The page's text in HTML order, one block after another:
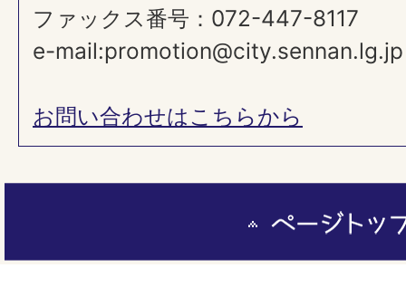
ファックス番号：072-447-8117
e-mail:promotion@city.sennan.lg.jp
お問い合わせはこちらから